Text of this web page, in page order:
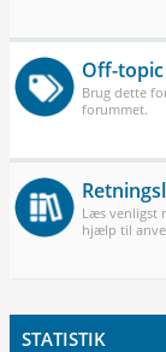
Off-
Brug dette
forummet.
Læs venligst
hjælp til
STATISTIK